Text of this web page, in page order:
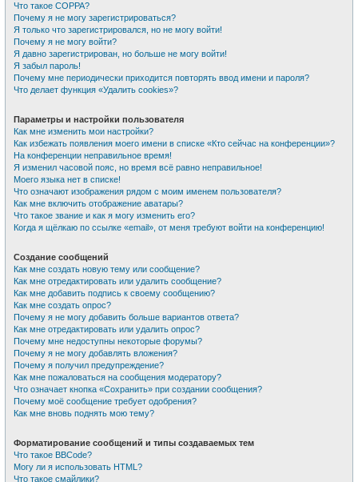
Что такое COPPA?
Почему я не могу зарегистрироваться?
Я только что зарегистрировался, но не могу войти!
Почему я не могу войти?
Я давно зарегистрирован, но больше не могу войти!
Я забыл пароль!
Почему мне периодически приходится повторять ввод имени и пароля?
Что делает функция «Удалить cookies»?
Параметры и настройки пользователя
Как мне изменить мои настройки?
Как избежать появления моего имени в списке «Кто сейчас на конференции»?
На конференции неправильное время!
Я изменил часовой пояс, но время всё равно неправильное!
Моего языка нет в списке!
Что означают изображения рядом с моим именем пользователя?
Как мне включить отображение аватары?
Что такое звание и как я могу изменить его?
Когда я щёлкаю по ссылке «email», от меня требуют войти на конференцию!
Создание сообщений
Как мне создать новую тему или сообщение?
Как мне отредактировать или удалить сообщение?
Как мне добавить подпись к своему сообщению?
Как мне создать опрос?
Почему я не могу добавить больше вариантов ответа?
Как мне отредактировать или удалить опрос?
Почему мне недоступны некоторые форумы?
Почему я не могу добавлять вложения?
Почему я получил предупреждение?
Как мне пожаловаться на сообщения модератору?
Что означает кнопка «Сохранить» при создании сообщения?
Почему моё сообщение требует одобрения?
Как мне вновь поднять мою тему?
Форматирование сообщений и типы создаваемых тем
Что такое BBCode?
Могу ли я использовать HTML?
Что такое смайлики?